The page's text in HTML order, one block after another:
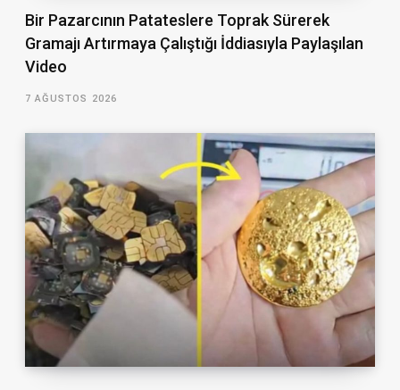
Bir Pazarcının Patateslere Toprak Sürerek
Gramajı Artırmaya Çalıştığı İddiasıyla Paylaşılan
Video
7 AĞUSTOS 2026